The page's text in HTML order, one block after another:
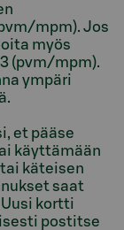
mpm). Jos
myös
(pvm/mpm).
ympäri
et pääse
käyttämään
käteisen
saat
kortti
postitse